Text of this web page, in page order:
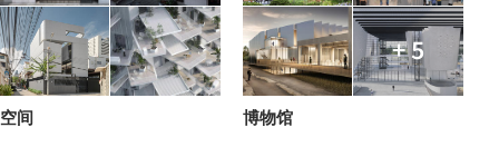
空间
+ 5
博物馆